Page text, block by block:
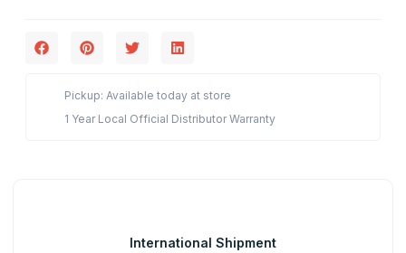
Pickup: Available today at store
1 Year Local Official Distributor Warranty
International Shipment